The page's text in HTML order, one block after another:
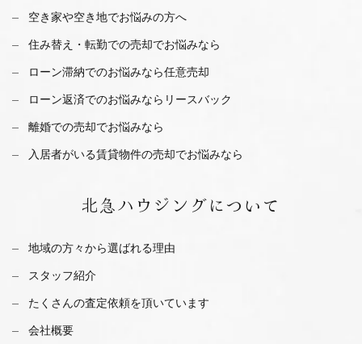
空き家や空き地でお悩みの方へ
住み替え・転勤での売却でお悩みなら
ローン滞納でのお悩みなら任意売却
ローン返済でのお悩みならリースバック
離婚での売却でお悩みなら
入居者がいる賃貸物件の売却でお悩みなら
北急ハウジングについて
地域の方々から選ばれる理由
スタッフ紹介
たくさんの査定依頼を頂いています
会社概要